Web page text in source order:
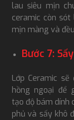
lau siêu mịn
ceramic còn
mịn màng và
Bước 7:
Lớp Ceramic
hồng ngoại để
tạo độ bám dính
phủ và sấy khô